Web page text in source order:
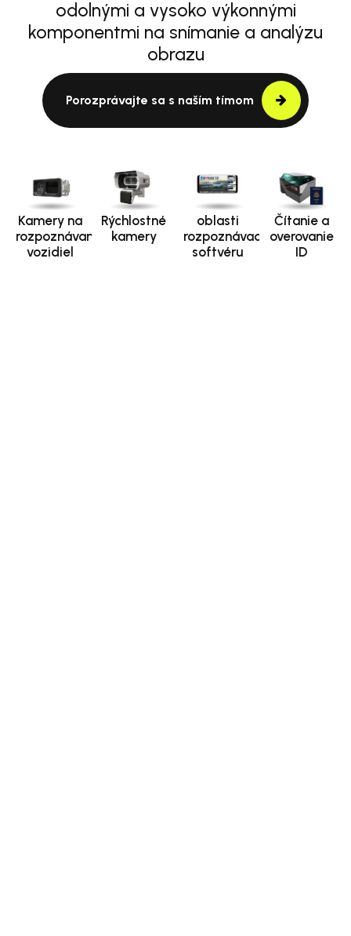
odolnými a vysoko výkonnými
komponentmi na snímanie a analýzu
obrazu
Porozprávajte sa s naším tímom
Kamery na
rozpoznávanie
vozidiel
Rýchlostné
kamery
oblasti
rozpoznávacieho
softvéru
Čítanie a
overovanie
ID